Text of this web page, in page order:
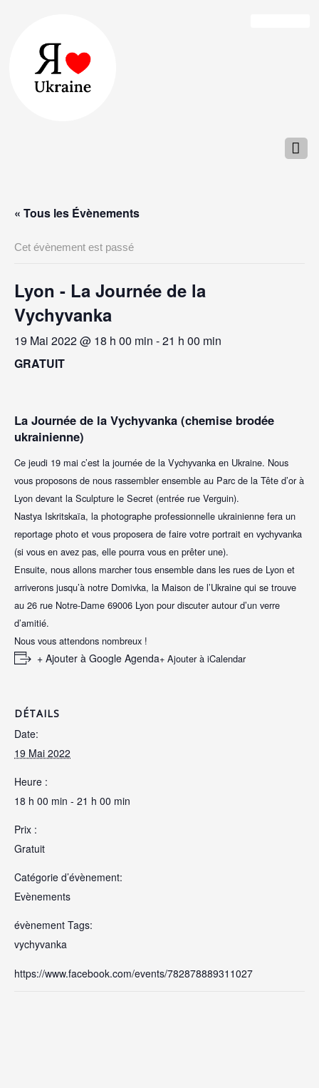
« Tous les Évènements
Cet évènement est passé
Lyon - La Journée de la
Vychyvanka
19 Mai 2022 @ 18 h 00 min -21 h 00 min
GRATUIT
La Journée de la Vychyvanka (chemise brodée
ukrainienne)
Ce jeudi 19 mai c’est la journée de la Vychyvanka en Ukraine. Nous
vous proposons de nous rassembler ensemble au Parc de la Tête d’or à
Lyon devant la Sculpture le Secret (entrée rue Verguin).
Nastya Iskritskaïa, la photographe professionnelle ukrainienne fera un
reportage photo et vous proposera de faire votre portrait en vychyvanka
(si vous en avez pas, elle pourra vous en prêter une).
Ensuite, nous allons marcher tous ensemble dans les rues de Lyon et
arriverons jusqu’à notre Domivka, la Maison de l’Ukraine qui se trouve
au 26 rue Notre-Dame 69006 Lyon pour discuter autour d’un verre
d’amitié.
Nous vous attendons nombreux !
+ Ajouter à Google Agenda+ Ajouter à iCalendar
DÉTAILS
Date:
19 Mai 2022
Heure :
18 h 00 min - 21 h 00 min
Prix :
Gratuit
Catégorie d’évènement:
Evènements
évènement Tags:
vychyvanka
https://www.facebook.com/events/782878889311027